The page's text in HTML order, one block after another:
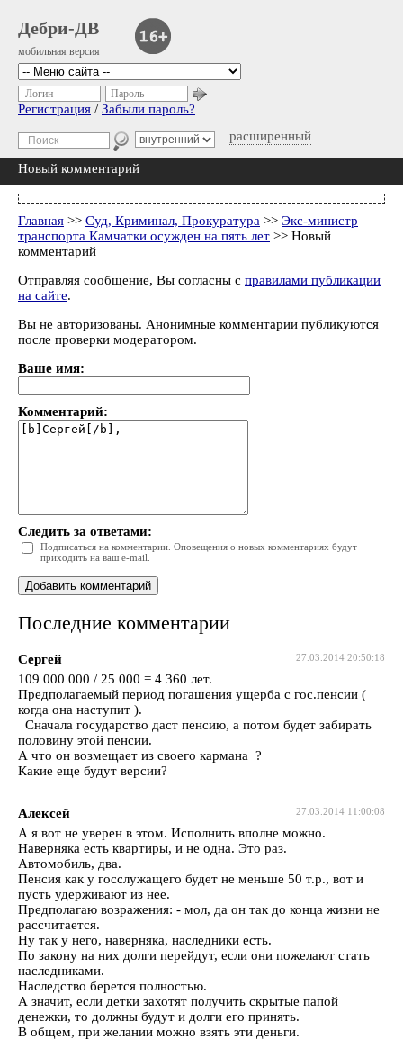
Дебри-ДВ
мобильная версия
расширенный
Логин Пароль
Регистрация / Забыли пароль?
Новый комментарий
Главная >> Суд, Криминал, Прокуратура >> Экс-министр
транспорта Камчатки осужден на пять лет >> Новый
комментарий
Отправляя сообщение, Вы согласны с правилами публикации
на сайте.
Вы не авторизованы. Анонимные комментарии публикуются
после проверки модератором.
Ваше имя:
Комментарий:
Следить за ответами:
Подписаться на комментарии. Оповещения о новых комментариях будут
приходить на ваш e-mail.
Последние комментарии
27.03.2014 20:50:18
Сергей
109 000 000 / 25 000 = 4 360 лет.
Предполагаемый период погашения ущерба с гос.пенсии (
когда она наступит ).
Сначала государство даст пенсию, а потом будет забирать
половину этой пенсии.
А что он возмещает из своего кармана ?
Какие еще будут версии?
27.03.2014 11:00:08
Алексей
А я вот не уверен в этом. Исполнить вполне можно.
Наверняка есть квартиры, и не одна. Это раз.
Автомобиль, два.
Пенсия как у госслужащего будет не меньше 50 т.р., вот и
пусть удерживают из нее.
Предполагаю возражения: - мол, да он так до конца жизни не
рассчитается.
Ну так у него, наверняка, наследники есть.
По закону на них долги перейдут, если они пожелают стать
наследниками.
Наследство берется полностью.
А значит, если детки захотят получить скрытые папой
денежки, то должны будут и долги его принять.
В общем, при желании можно взять эти деньги.